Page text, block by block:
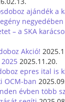
ajándék a
negyedében
– a SKA
Akció!
2025.11.20.
epres ital is
OCM-ban
évben több